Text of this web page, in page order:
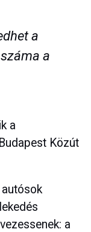
a
a
a
Közút
a